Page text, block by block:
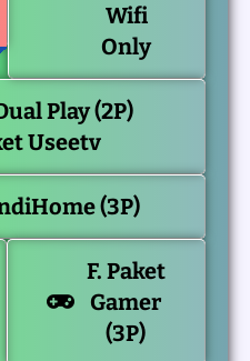
Wifi
Only
Play (2P)
Useetv
(3P)
F. Paket
Gamer
(3P)